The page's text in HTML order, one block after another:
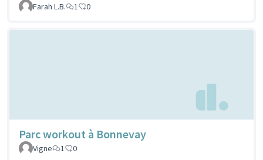
Farah L.B.
1 0
Parc workout à Bonnevay
Vigne 1 0